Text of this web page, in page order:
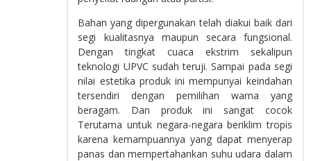
Bahan yang dipergunakan telah diakui baik dari
segi kualitasnya maupun secara fungsional.
Dengan tingkat cuaca ekstrim sekalipun
teknologi UPVC sudah teruji. Sampai pada segi
nilai estetika produk ini mempunyai keindahan
tersendiri dengan pemilihan warna yang
beragam. Dan produk ini sangat cocok
Terutama untuk negara-negara beriklim tropis
karena kemampuannya yang dapat menyerap
panas dan mempertahankan suhu udara dalam